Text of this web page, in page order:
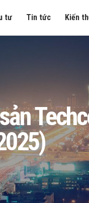
tư Tin tức Kiến